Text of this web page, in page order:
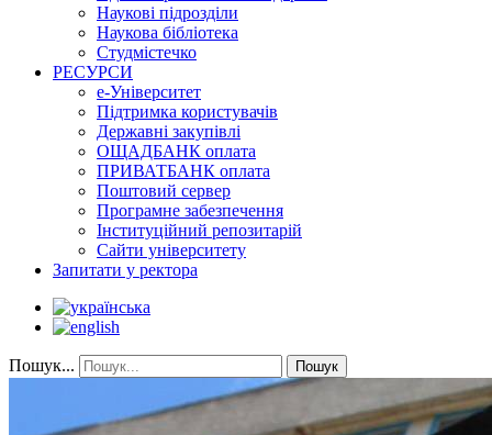
Наукові підрозділи
Наукова бібліотека
Студмістечко
РЕСУРСИ
е-Університет
Підтримка користувачів
Державні закупівлі
ОЩАДБАНК оплата
ПРИВАТБАНК оплата
Поштовий сервер
Програмне забезпечення
Інституційний репозитарій
Сайти університету
Запитати у ректора
Пошук... Пошук